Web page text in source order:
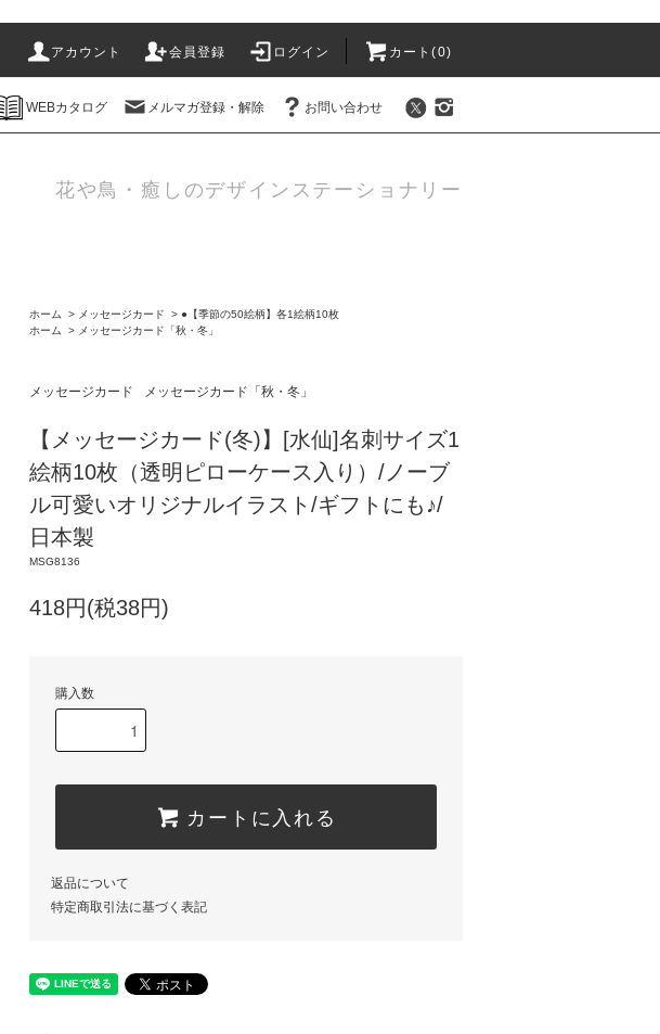
アカウント 会員登録 ログイン カート(0)
WEBカタログ メルマガ登録・解除 お問い合わせ
花や鳥・癒しのデザインステーショナリー
ホーム > メッセージカード > ●【季節の50絵柄】各1絵柄10枚
ホーム
> メッセージカード「秋・冬」
メッセージカード メッセージカード「秋・冬」
【メッセージカード(冬)】[水仙]名刺サイズ1
絵柄10枚（透明ピローケース入り）/ノーブ
ル可愛いオリジナルイラスト/ギフトにも♪/
日本製
MSG8136
418円(税38円)
購入数
カートに入れる
返品について
特定商取引法に基づく表記